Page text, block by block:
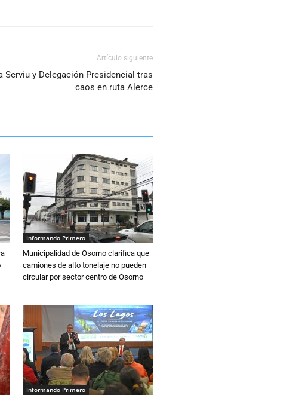
Artículo siguiente
Serviu y Delegación Presidencial tras
caos en ruta Alerce
Informando Primero
Municipalidad de Osorno clarifica que
camiones de alto tonelaje no pueden
circular por sector centro de Osorno
Informando Primero